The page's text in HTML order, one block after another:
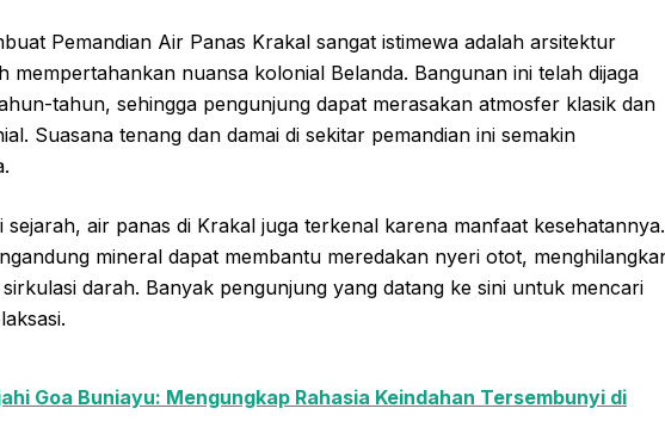
Pemandian Air Panas Krakal sangat istimewa adalah arsitektur
mempertahankan nuansa kolonial Belanda. Bangunan ini telah dijaga
tahun, sehingga pengunjung dapat merasakan atmosfer klasik dan
Suasana tenang dan damai di sekitar pemandian ini semakin
sejarah, air panas di Krakal juga terkenal karena manfaat kesehatannya.
mineral dapat membantu meredakan nyeri otot,
darah. Banyak pengunjung yang datang ke sini untuk mencari
Goa Buniayu: Mengungkap Rahasia Keindahan Tersembunyi di